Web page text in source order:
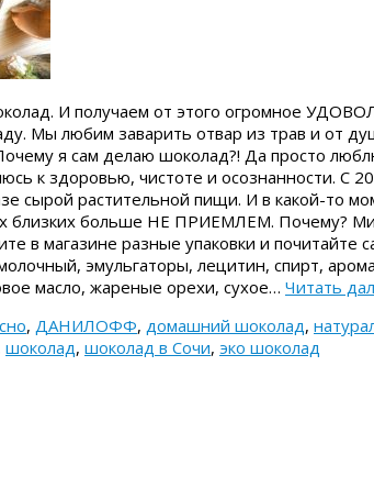
И получаем от этого огромное
Мы любим заварить отвар из трав и от
я сам делаю шоколад?! Да просто
к здоровью, чистоте и осознанности. С
сырой растительной пищи. И в какой-то
близких больше НЕ ПРИЕМЛЕМ. Почему?
в магазине разные упаковки и почитайте
эмульгаторы, лецитин, спирт,
масло, жареные орехи, сухое… Читать
, ДАНИЛОФФ, домашний шоколад,
шоколад, шоколад в Сочи, эко шоколад